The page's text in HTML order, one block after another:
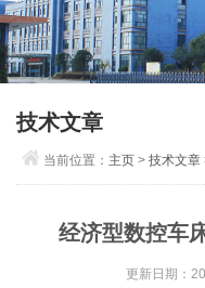
技术文章
当前位置： 主页 >技术文章
经济型数控车
更新日期：